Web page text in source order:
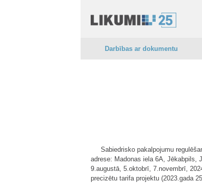
Darbības ar dokumentu
Sabiedrisko pakalpojumu
adrese: Madonas iela 6A, Jēkabpils,
9.augustā, 5.oktobrī, 7.novembrī,
precizētu tarifa projektu (2023.gada